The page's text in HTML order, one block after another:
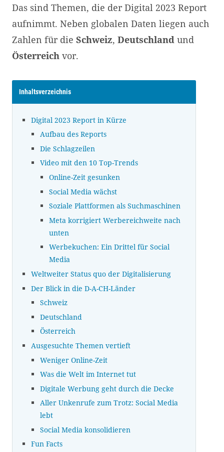
Das sind Themen, die der Digital 2023 Report
aufnimmt. Neben globalen Daten liegen auch
Zahlen für die Schweiz, Deutschland und
Österreich vor.
Inhaltsverzeichnis
Digital 2023 Report in Kürze
Aufbau des Reports
Die Schlagzeilen
Video mit den 10 Top-Trends
Online-Zeit gesunken
Social Media wächst
Soziale Plattformen als Suchmaschinen
Meta korrigiert Werbereichweite nach
unten
Werbekuchen: Ein Drittel für Social
Media
Weltweiter Status quo der Digitalisierung
Der Blick in die D-A-CH-Länder
Schweiz
Deutschland
Österreich
Ausgesuchte Themen vertieft
Weniger Online-Zeit
Was die Welt im Internet tut
Digitale Werbung geht durch die Decke
Aller Unkenrufe zum Trotz: Social Media
lebt
Social Media konsolidieren
Fun Facts